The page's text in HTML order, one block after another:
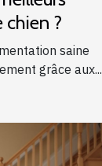
chien ?
saine
grâce aux...